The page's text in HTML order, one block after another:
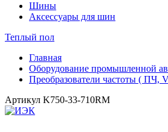
Шины
Аксессуары для шин
Теплый пол
Главная
Оборудование промышленной
Преобразователи частоты ( ПЧ,
Артикул K750-33-710RM